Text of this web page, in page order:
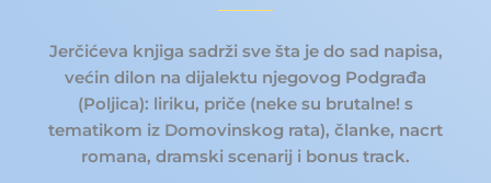
Jerčićeva knjiga sadrži sve šta je do sad napisa,
većin dilon na dijalektu njegovog Podgrađa
(Poljica): liriku, priče (neke su brutalne! s
tematikom iz Domovinskog rata), članke, nacrt
romana, dramski scenarij i bonus track.